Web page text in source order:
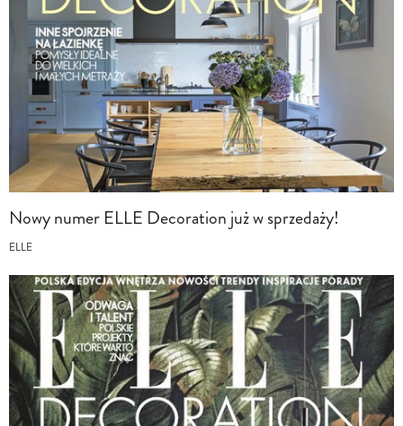
Nowy numer ELLE Decoration już w sprzedaży!
ELLE